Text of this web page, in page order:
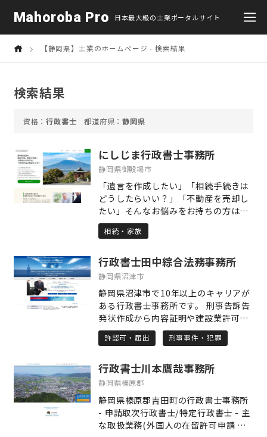
Mahoroba Pro 日本最大級の士業ポータルサイト
【静岡県】士業のホームページ - 検索結果
検索結果
行政書士 静岡県
にしじま行政書士事務所
静岡県御殿場市
「遺言を作成したい」「相続手続きは
どうしたらいい？」「不動産を売却し
たい」そんなお悩みをお持ちの方は、
当事務所へ是非ご相談ください。当事
務所へご依頼いただくメリットは以下
正証書）のサポートをします。 ・相続
手続は、相続人調査から財産手続まで
税申告は提携司法書士・税理士と連携
します。 ・不動産業も兼業しているた
め、不動産の売却も行います。 ・不動
産の売却は価格査定からお引渡しまで
全て対応します。 ・相続税対策や各種
税制特例の活用もアドバイスいたしま
す。 初回ご相談無料、不動産の査定無
料です。御殿場市、裾野市、沼津市、
三島市、長泉町、小山町等の静岡県東
部エリアを中心に対応させていただい
ております。 まずは、お気軽にご相談
相続・家族
行政書士田中綜合法務事務所
静岡県沼津市
静岡県沼津市で10年以上のキャリアが
ある行政書士事務所です。 刑事告訴告
発状作成から内容証明や建設業許可な
どの許認可や事実証明契約書作成まで
幅広くどの業務でも対応できるように
有料になりますが出張は可能ですし、
近場の方も直接お会いしてのご相談も
と考えている方は、一度当事務所にご
相談を頂ければ幸いです。 相談日時も
平日から土日まで、できる限り予定を
許認可・届出 刑事事件・犯罪
行政書士川本鷹哉事務所
静岡県榛原郡
静岡県榛原郡吉田町の行政書士事務所
- 申請取次行政書士/特定行政書士 - 主
な取扱業務(外国人の在留許可申請 建